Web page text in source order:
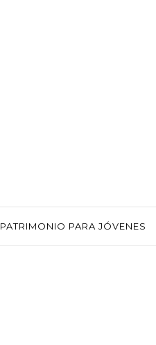
PATRIMONIO PARA JÓVENES